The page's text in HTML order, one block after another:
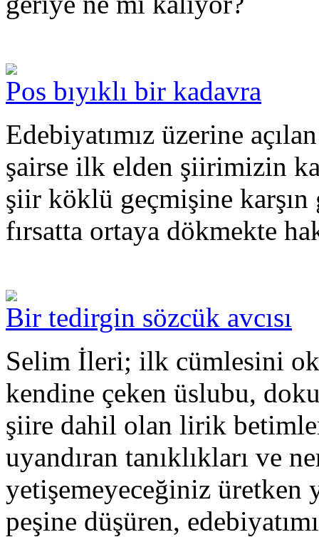
Pos bıyıklı bir kadavra
Edebiyatımız üzerine
şairse ilk elden şiirimizin
şiir köklü geçmişine
fırsatta ortaya dökmekte
Bir tedirgin sözcük avcısı
Selim İleri; ilk cümlesini
kendine çeken üslubu,
şiire dahil olan lirik
uyandıran tanıklıkları ve
yetişemeyeceğiniz üretken
peşine düşüren,